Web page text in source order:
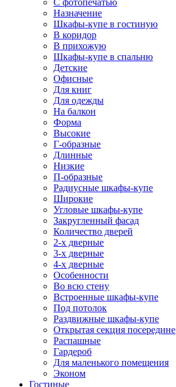
С фотопечатью
Назначение
Шкафы-купе в гостиную
В коридор
В прихожую
Шкафы-купе в спальню
Детские
Офисные
Для книг
Для одежды
На балкон
Форма
Высокие
Г-образные
Длинные
Низкие
П-образные
Радиусные шкафы-купе
Широкие
Угловые шкафы-купе
Закругленный фасад
Количество дверей
2-х дверные
3-х дверные
4-х дверные
Особенности
Во всю стену
Встроенные шкафы-купе
Под потолок
Раздвижные шкафы-купе
Открытая секция посередине
Распашные
Гардероб
Для маленького помещения
Эконом
Гостиные